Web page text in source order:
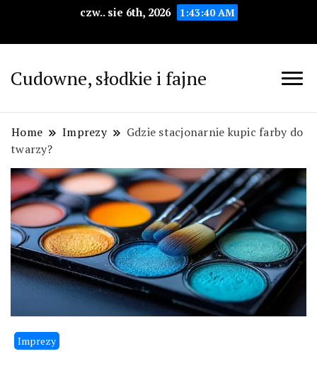
czw.. sie 6th, 2026 1:43:41 AM
Cudowne, słodkie i fajne
Home Imprezy
Gdzie stacjonarnie kupic farby do
twarzy?
Imprezy